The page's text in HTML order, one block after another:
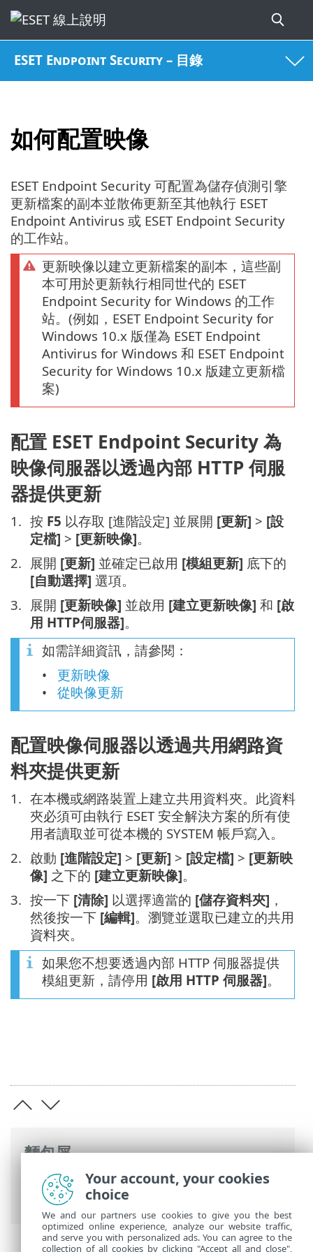
ESET Endpoint Security – 目錄
如何配置映像
麵包屑
ESET 線上說明>ESET Endpoint Security>
常見問題
> 如何配置映像
ESET Endpoint Security 可配置為儲存偵測引擎
更新檔案的副本並散佈更新至其他執行 ESET
Endpoint Antivirus 或 ESET Endpoint Security
的工作站。
更新映像以建立更新檔案的副本，這些副
本可用於更新執行相同世代的 ESET
Endpoint Security for Windows 的工作
站。(例如，ESET Endpoint Security for
Windows 10.x 版僅為 ESET Endpoint
Antivirus for Windows 和 ESET Endpoint
Security for Windows 10.x 版建立更新檔
案)
配置 ESET Endpoint Security 為
映像伺服器以透過內部 HTTP 伺服
器提供更新
按 F5 以存取 [進階設定] 並展開 [更新] > [設
定檔] > [更新映像]。
展開 [更新] 並確定已啟用 [模組更新] 底下的
[自動選擇] 選項。
展開 [更新映像] 並啟用 [建立更新映像] 和 [啟
用 HTTP伺服器]。
如需詳細資訊，請參閱：
更新映像
從映像更新
配置映像伺服器以透過共用網路資
料夾提供更新
在本機或網路裝置上建立共用資料夾。此資料
夾必須可由執行 ESET 安全解決方案的所有使
用者讀取並可從本機的 SYSTEM 帳戶寫入。
啟動 [進階設定] > [更新] > [設定檔] > [更新映
像] 之下的 [建立更新映像]。
按一下 [清除] 以選擇適當的 [儲存資料夾] ，
然後按一下 [編輯]。瀏覽並選取已建立的共用
資料夾。
如果您不想要透過內部 HTTP 伺服器提供
模組更新，請停用 [啟用 HTTP 伺服器]。
Your account, your cookies
choice
We and our partners use cookies to give you the best
optimized online experience, analyze our website traffic,
and serve you with personalized ads. You can agree to the
collection of all cookies by clicking "Accept all and close",